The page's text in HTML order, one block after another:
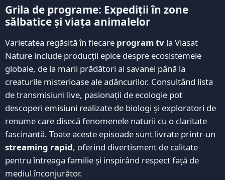
Grila de programe: Expediții în zone
sălbatice și viața animalelor
Varietatea regăsită în fiecare program tv la Viasat
Nature include producții epice despre ecosistemele
globale, de la marii prădători ai savanei până la
creaturile misterioase ale adâncurilor. Consultând lista
de transmisiuni live, pasionații de ecologie pot
descoperi emisiuni realizate de biologi și exploratori de
renume care disecă fenomenele naturii cu o claritate
fascinantă. Toate aceste episoade sunt livrate printr-un
streaming rapid, oferind divertisment de calitate
pentru întreaga familie și inspirând respect față de
mediul înconjurător.